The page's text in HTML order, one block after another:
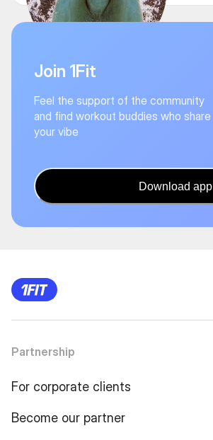
Join 1Fit
Feel the support of the community
and find workout buddies who share
your vibe
Download app
Partnership
For corporate clients
Become our partner